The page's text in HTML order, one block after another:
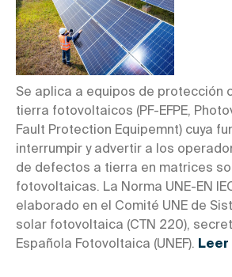
Se aplica a equipos de protección
tierra fotovoltaicos (PF-EFPE,
Fault Protection Equipemnt) cuya
interrumpir y advertir a los
de defectos a tierra en matrices
fotovoltaicas. La Norma UNE-EN
elaborado en el Comité UNE de
solar fotovoltaica (CTN 220),
Española Fotovoltaica (UNEF). Leer